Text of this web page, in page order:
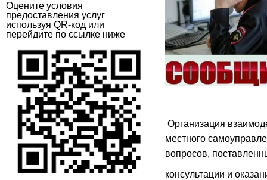
Оцените условия
предоставления услуг
используя QR-код или
перейдите по ссылке ниже
Организация
местного
вопросов,
консультации и